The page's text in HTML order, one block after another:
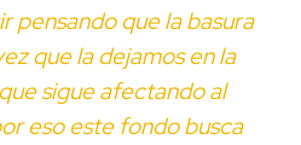
pensando que la basura
que la dejamos en la
sigue afectando al
eso este fondo busca